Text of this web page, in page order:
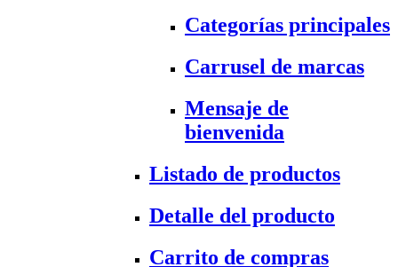
Categorías principales
Carrusel de marcas
Mensaje de
bienvenida
Listado de productos
Detalle del producto
Carrito de compras